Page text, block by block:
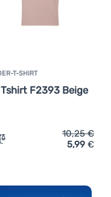
Alvarado Seal
T-SHIRT
Tshirt F2393 Beige
Zum Vergleich 'Kinder-T-
10,25€
5,99 €